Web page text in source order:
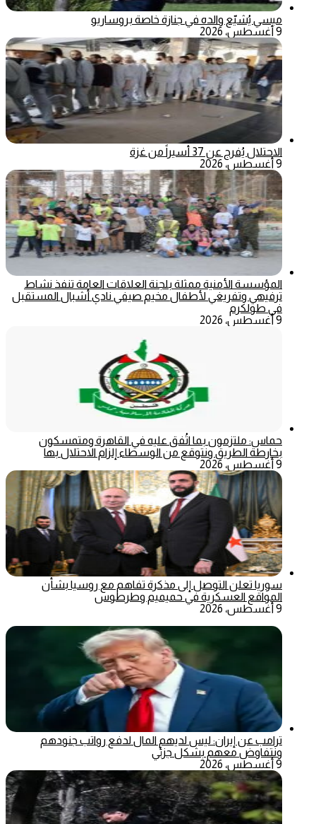
ميسي يُشيّع والده في جنازة خاصة بروساريو
9 أغسطس، 2026
الاحتلال يُفرج عن 37 أسيراً من غزة
9 أغسطس، 2026
المؤسسة الأمنية ممثلة بلجنة العلاقات العامة تنفذ نشاط
ترفيهي وتفريغي لأطفال مخيم صيفي نادي أشبال المستقبل
في طولكرم
9 أغسطس، 2026
حماس: ملتزمون بما اتُفق عليه في القاهرة ومتمسكون
بخارطة الطريق ونتوقع من الوسطاء إلزام الاحتلال بها
9 أغسطس، 2026
سوريا تعلن التوصل إلى مذكرة تفاهم مع روسيا بشأن
المواقع العسكرية في حميميم وطرطوس
9 أغسطس، 2026
ترامب عن إيران: ليس لديهم المال لدفع رواتب جنودهم
ونتفاوض معهم بشكل جزئي
9 أغسطس، 2026